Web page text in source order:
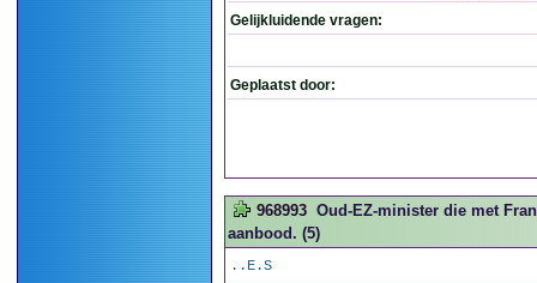
Gelijkluidende vragen:
Geplaatst door:
968993 Oud-EZ-minister die met
aanbood. (5)
..E.S